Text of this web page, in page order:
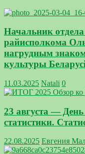
Начальник
райисполкома
нагрудным
культуры
11.03.2025 Natali 0
23 августа — День
статистики.
22.08.2025 Евгения